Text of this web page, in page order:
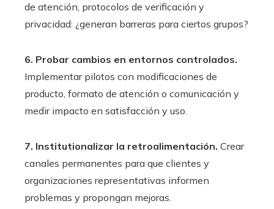
de atención, protocolos de verificación y
privacidad: ¿generan barreras para ciertos grupos?
6. Probar cambios en entornos controlados.
Implementar pilotos con modificaciones de
producto, formato de atención o comunicación y
medir impacto en satisfacción y uso.
7. Institutionalizar la retroalimentación. Crear
canales permanentes para que clientes y
organizaciones representativas informen
problemas y propongan mejoras.